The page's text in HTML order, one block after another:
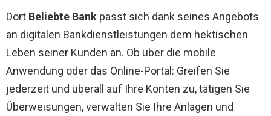
Dort Beliebte Bank passt sich dank seines Angebots
an digitalen Bankdienstleistungen dem hektischen
Leben seiner Kunden an. Ob über die mobile
Anwendung oder das Online-Portal: Greifen Sie
jederzeit und überall auf Ihre Konten zu, tätigen Sie
Überweisungen, verwalten Sie Ihre Anlagen und